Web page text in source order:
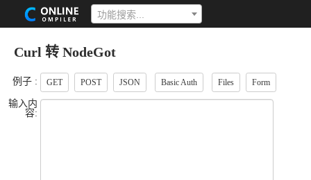
功能搜索...
Curl 转 NodeGot
例子 : GET POST JSON Basic Auth Files Form
输入内
容: